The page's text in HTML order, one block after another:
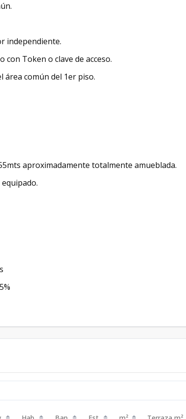
independiente.
con Token o clave de acceso.
área común del 1er piso.
aproximadamente totalmente amueblada.